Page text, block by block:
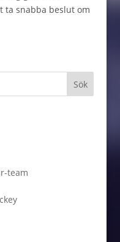
ta snabba beslut om
team